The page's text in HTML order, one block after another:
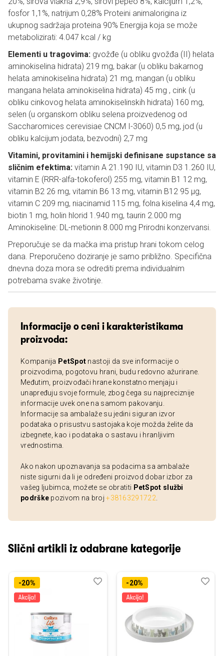
fosfor 1,1%, natrijum 0,28% Proteini animalorigina iz
ukupnog sadržaja proteina 90% Energija koja se može
metabolizirati: 4.047 kcal / kg
Elementi u tragovima: gvožđe (u obliku gvožđa (II) helata
aminokiselina hidrata) 219 mg, bakar (u obliku bakarnog
helata aminokiselina hidrata) 21 mg, mangan (u obliku
mangana helata aminokiselina hidrata) 45 mg , cink (u
obliku cinkovog helata aminokiselinskih hidrata) 160 mg,
selen (u organskom obliku selena proizvedenog od
Saccharomices cerevisiae CNCM I-3060) 0,5 mg, jod (u
obliku kalcijum jodata, bezvodni) 2,7 mg
Vitamini, provitamini i hemijski definisane supstance sa
sličnim efektima: vitamin A 21.190 IU, vitamin D3 1.260 IU,
vitamin E (RRR-alfa-tokoferol) 255 mg, vitamin B1 12 mg,
vitamin B2 26 mg, vitamin B6 13 mg, vitamin B12 95 µg,
vitamin C 209 mg, niacinamid 115 mg, folna kiselina 4,4 mg,
biotin 1 mg, holin hlorid 1.940 mg, taurin 2.000 mg
Aminokiseline: DL-metionin 8.000 mg Prirodni konzervansi.
Preporučuje se da mačka ima pristup hrani tokom celog
dana. Preporučeno doziranje je samo približno. Specifična
dnevna doza mora se odrediti prema individualnim
potrebama svake životinje.
Informacije o ceni i karakteristikama
proizvoda:
Kompanija PetSpot nastoji da sve informacije o
proizvodima, pogotovu hrani, budu redovno ažurirane.
Međutim, proizvođači hrane konstatno menjaju i
unapređuju svoje formule, zbog čega su najpreciznije
informacije uvek one na samom pakovanju.
Informacije sa ambalaže su jedini siguran izvor
podataka o prisustvu sastojaka koje možda želite da
izbegnete, kao i podataka o sastavu i hranljivim
vrednostima.
Ako nakon upoznavanja sa podacima sa ambalaže
niste sigurni da li je određeni proizvod dobar izbor za
vašeg ljubimca, možete se obratiti PetSpot službi
podrške pozivom na broj+38163291722
Slični artikli iz odabrane kategorije
-20%
Dodaj
Uporedi-20%